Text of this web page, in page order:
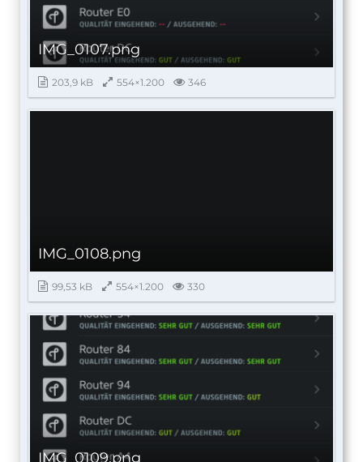
IMG_0107.png
203,9 kB 554×1.200 346
IMG_0108.png
99,53 kB 554×1.200 330
IMG_0109.png